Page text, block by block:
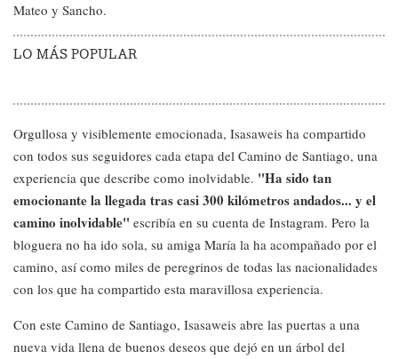
Mateo y Sancho.
LO MÁS POPULAR
Orgullosa y visiblemente emocionada, Isasaweis ha compartido
con todos sus seguidores cada etapa del Camino de Santiago, una
experiencia que describe como inolvidable. "Ha sido tan
emocionante la llegada tras casi 300 kilómetros andados... y el
camino inolvidable" escribía en su cuenta de Instagram. Pero la
bloguera no ha ido sola, su amiga María la ha acompañado por el
camino, así como miles de peregrinos de todas las nacionalidades
con los que ha compartido esta maravillosa experiencia.
Con este Camino de Santiago, Isasaweis abre las puertas a una
nueva vida llena de buenos deseos que dejó en un árbol del